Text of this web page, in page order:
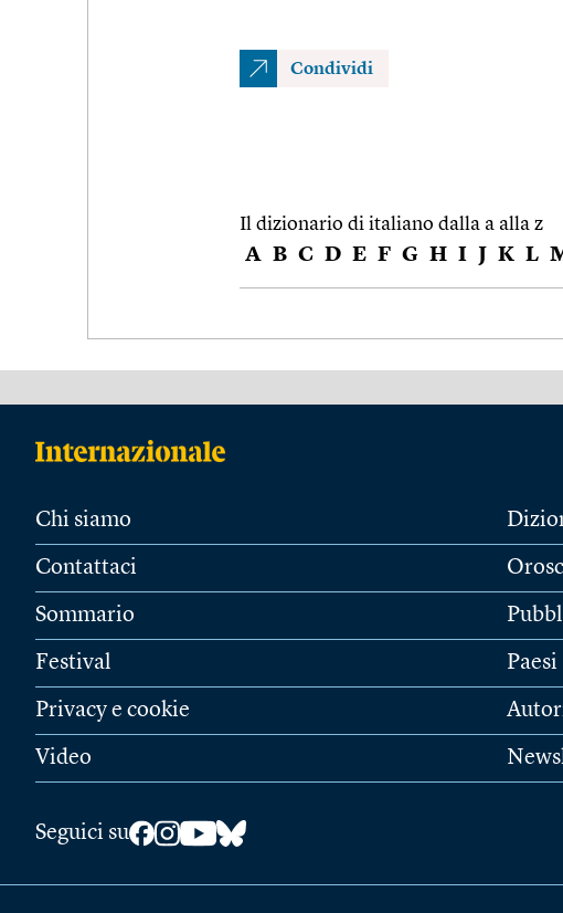
Condividi
Il dizionario di italiano dalla a alla z
A B C D E F G H I J K L
Chi siamo
Contattaci
Sommario
Festival
Privacy e cookie
Video
Paesi
Seguici su